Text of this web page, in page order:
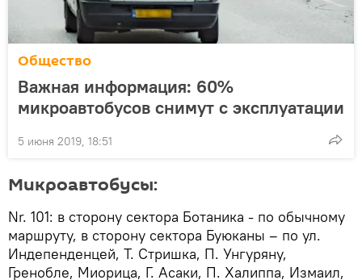
Общество
Важная информация: 60%
микроавтобусов снимут с эксплуатации
5 июня 2019, 18:51
Микроавтобусы:
Nr. 101: в сторону сектора Ботаника - по обычному
маршруту, в сторону сектора Буюканы – по ул.
Индепенденцей, Т. Стришка, П. Унгуряну,
Гренобле, Миорица, Г. Асаки, П. Халиппа, Измаил,